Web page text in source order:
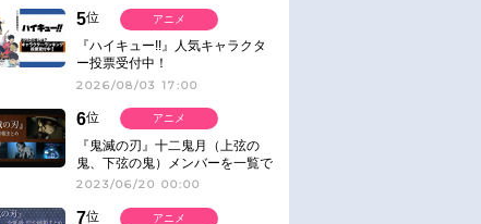
5位
『ハイキュー!!』人気キャラクタ
ー投票受付中！
2026/08/03 17:00
アニメ
6位
『鬼滅の刃』十二鬼月（上弦の
鬼、下弦の鬼）メンバーを一覧で
紹介＆解説（登場鬼の情報まと
2023/06/20 00:00
アニメ
7位
アニメ